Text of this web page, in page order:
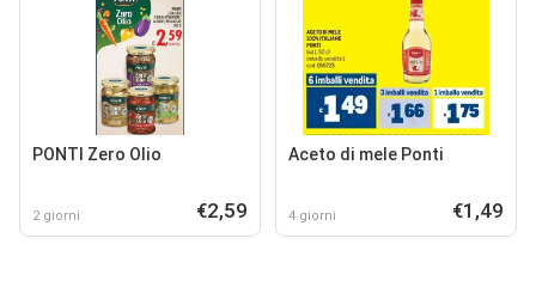
PONTI Zero Olio
2 giorni €2,59
Aceto di mele Ponti
4 giorni €1,49